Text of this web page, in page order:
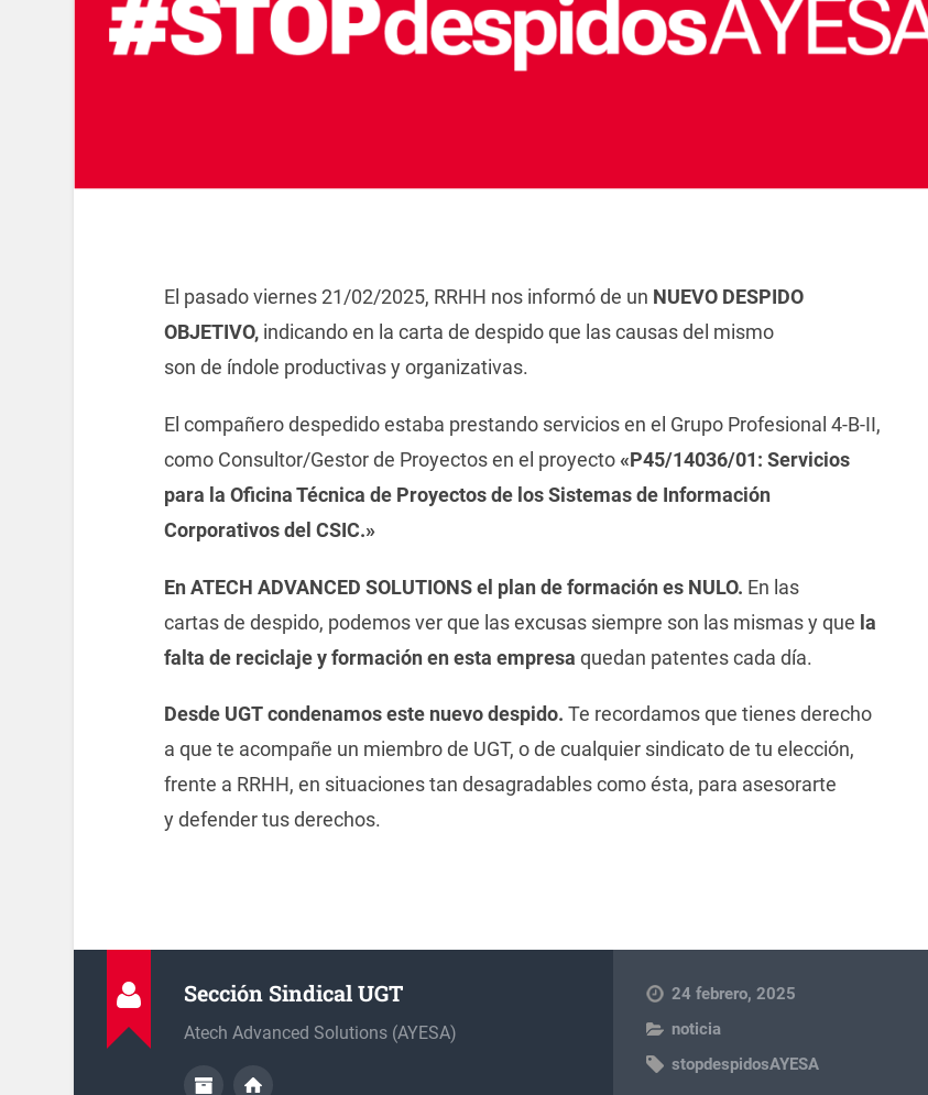
El pasado viernes 21/02/2025, RRHH nos informóde un NUEVO DESPIDO
OBJETIVO,indicando en la carta de despido que las causasde l mismo
son de índole productivas y organizativas.
El compañerodespedido estaba prestando servicios en el Grupo Profesional 4-B-II,
como Consultor/Gestorde Proyectos en el proyecto«P45/14036/01: Servicios
para la Oficina Técnica deProyectosdelos SistemasdeInformación
Corporativosdel CSIC.»
En ATECH ADVANCED SOLUTIONS el plandeformación es NULO. En las
cartasde despido, podemos ver que las excusas siempre son las mismas y que la
falta dereciclaje y formación en esta empresa quedan patentes cada día.
Desde UGTcondenamos este nuevodespido. Te recordamos que tienesderecho
a que te acompañe un miembrode UGT, ode cualquier sindicatode tu elección,
frente a RRHH, en situaciones tan desagradables como ésta, para asesorarte
ydefender tusderechos.
Sección Sindical UGT
Atech Advanced Solutions (AYESA)
24 febrero, 2025
noticia
stopdespidosAYESA